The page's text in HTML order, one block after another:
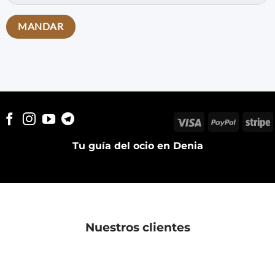
Tu guía del ocio en Denia
Visa PayPal
Nuestros clientes